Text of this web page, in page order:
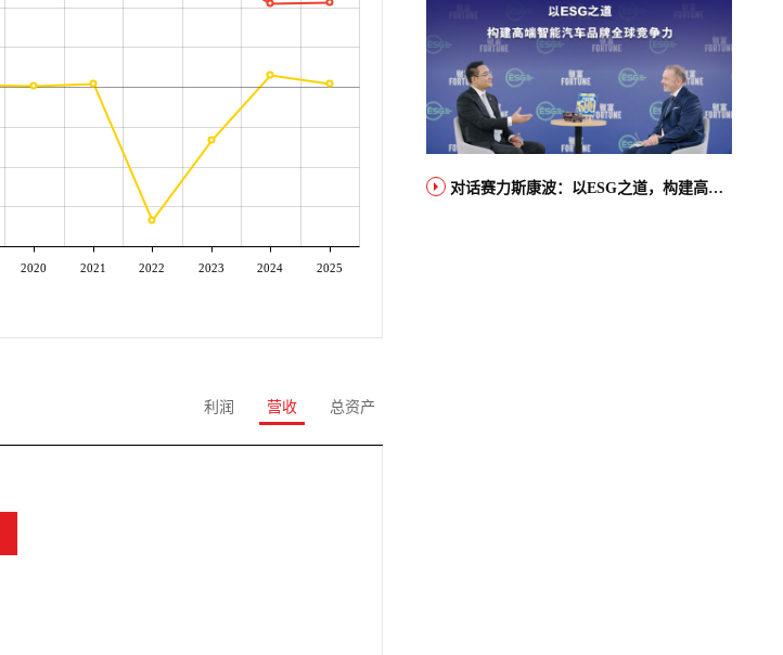
2020 2021 2022 2023 2024 2025
利润 营收 总资产
对话赛力斯康波：以ESG之道，构建高端智能汽车品牌全球竞争力